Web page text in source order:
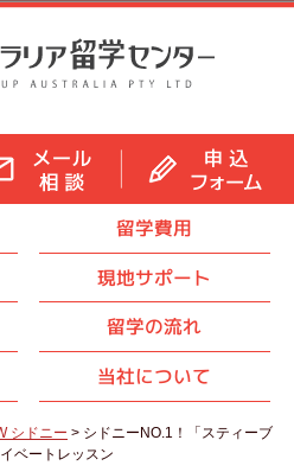
留学費用
現地サポート
留学の流れ
当社について
シドニー > シドニーNO.1！「スティーブ
ベートレッスン